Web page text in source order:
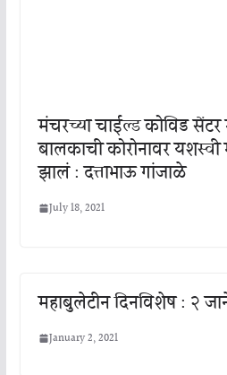
मंचरच्या चाईल्ड कोविड सेंटर
बालकाची कोरोनावर
झालं : दत्ताभाऊ गांजाळे
July 18, 2021
महाबुलेटीन दिनविशेष : २
January 2, 2021